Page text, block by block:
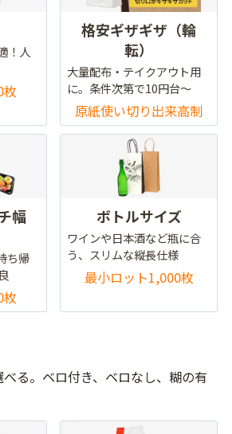
！人
格安ギザギザ（輪
転）
大量配布・テイクアウト用
に。条件次第で10円台～
原紙使い切り出来高制
幅
ち帰
ボトルサイズ
ワインや日本酒など瓶に合
う、スリムな縦長仕様
最小ロット1,000枚
る。ベロ付き、ベロなし、糊の有